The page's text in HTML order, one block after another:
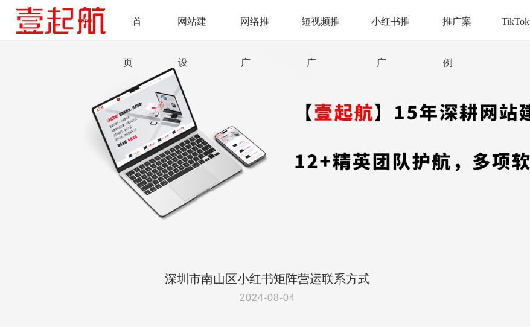
首
页
网站建
设
网络推
广
短视频推
广
小红书推
广
推广案
例
TikTok
深圳市南山区小红书矩阵营运联系方式
2024-08-04